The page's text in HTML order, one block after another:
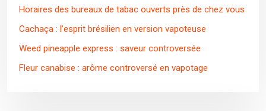
Horaires des bureaux de tabac ouverts près de chez vous
Cachaça : l’esprit brésilien en version vapoteuse
Weed pineapple express : saveur controversée
Fleur canabise : arôme controversé en vapotage